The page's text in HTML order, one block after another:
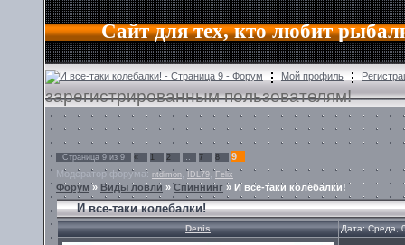
Сайт для тех, кто любит
И все-таки колебалки! - Страница 9 - Форум Мой профиль
зарегистрированным пользователям!
Страница 9 из 9 « 1 2 … 7 8
9
Модератор форума: ntdimon , IDL79 , Felix
Форум» Виды ловли »Спиннинг » И все-таки колебалки!
И все-таки колебалки!
Denis Дата: Среда,